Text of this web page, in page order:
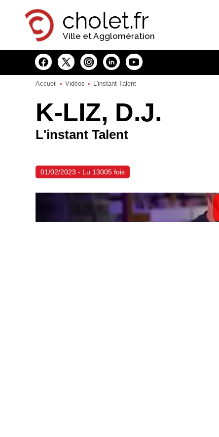
cholet.fr
Ville et Agglomération
Accueil Vidéos L'instant Talent
K-LIZ, D.J.
L'instant Talent
01/02/2023 - Lu 13005 fois